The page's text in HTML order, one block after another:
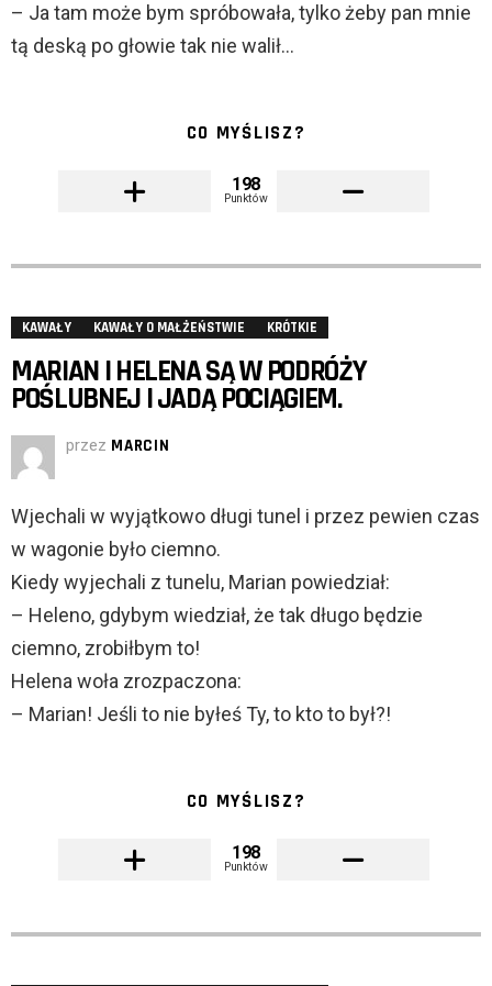
– Ja tam może bym spróbowała, tylko żeby pan mnie
tą deską po głowie tak nie walił…
CO MYŚLISZ?
198
Punktów
KAWAŁY KAWAŁY O MAŁŻEŃSTWIE KRÓTKIE
MARIAN I HELENA SĄ W PODRÓŻY
POŚLUBNEJ I JADĄ POCIĄGIEM.
przez MARCIN
Wjechali w wyjątkowo długi tunel i przez pewien czas
w wagonie było ciemno.
Kiedy wyjechali z tunelu, Marian powiedział:
– Heleno, gdybym wiedział, że tak długo będzie
ciemno, zrobiłbym to!
Helena woła zrozpaczona:
– Marian! Jeśli to nie byłeś Ty, to kto to był?!
CO MYŚLISZ?
198
Punktów